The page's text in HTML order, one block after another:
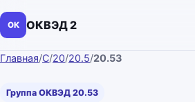
ОК ОКВЭД 2
Главная/C/20/20.5/20.53
Группа ОКВЭД 20.53